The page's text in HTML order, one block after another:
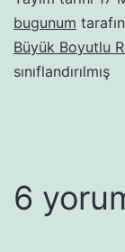
bugunum
Büyük Boyutlu
sınıflandırılmış
6